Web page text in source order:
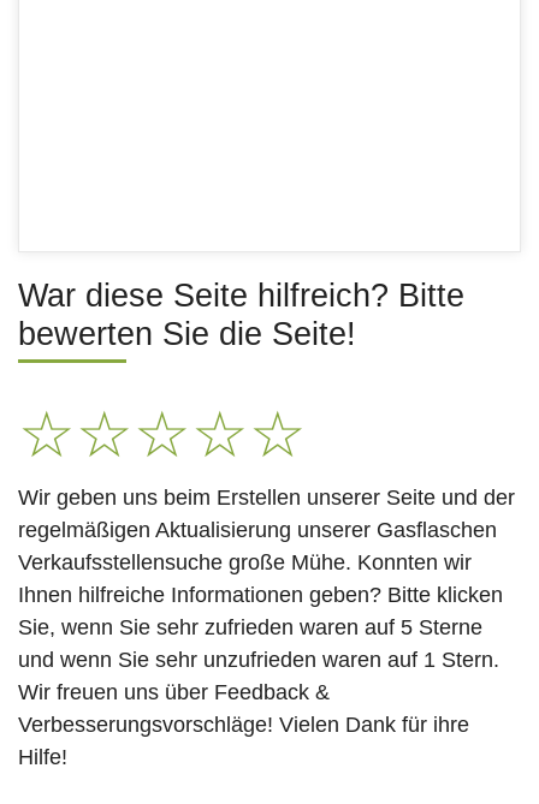
War diese Seite hilfreich? Bitte
bewerten Sie die Seite!
☆☆☆☆☆
Wir geben uns beim Erstellen unserer Seite und der
regelmäßigen Aktualisierung unserer Gasflaschen
Verkaufsstellensuche große Mühe. Konnten wir
Ihnen hilfreiche Informationen geben? Bitte klicken
Sie, wenn Sie sehr zufrieden waren auf 5 Sterne
und wenn Sie sehr unzufrieden waren auf 1 Stern.
Wir freuen uns über Feedback &
Verbesserungsvorschläge! Vielen Dank für ihre
Hilfe!